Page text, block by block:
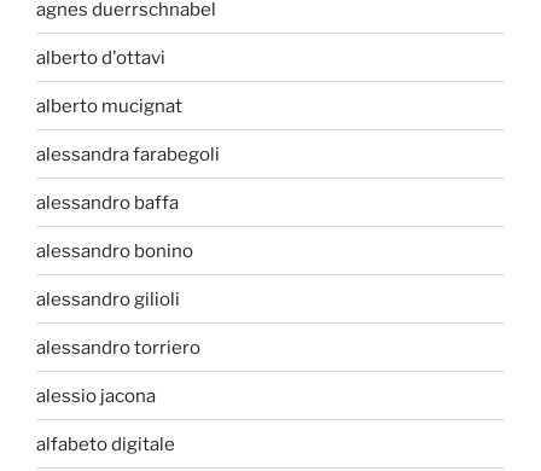
agnes duerrschnabel
alberto d'ottavi
alberto mucignat
alessandra farabegoli
alessandro baffa
alessandro bonino
alessandro gilioli
alessandro torriero
alessio jacona
alfabeto digitale